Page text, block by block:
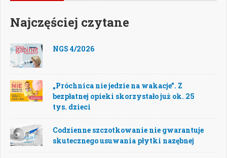
Najczęściej czytane
NGS 4/2026
„Próchnica nie jedzie na wakacje”. Z
bezpłatnej opieki skorzystało już ok. 25
tys. dzieci
Codzienne szczotkowanie nie gwarantuje
skutecznego usuwania płytki nazębnej